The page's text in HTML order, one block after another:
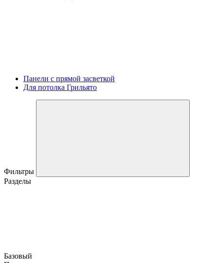
Панели с прямой засветкой
Для потолка Грильято
Фильтры
Разделы
Базовый